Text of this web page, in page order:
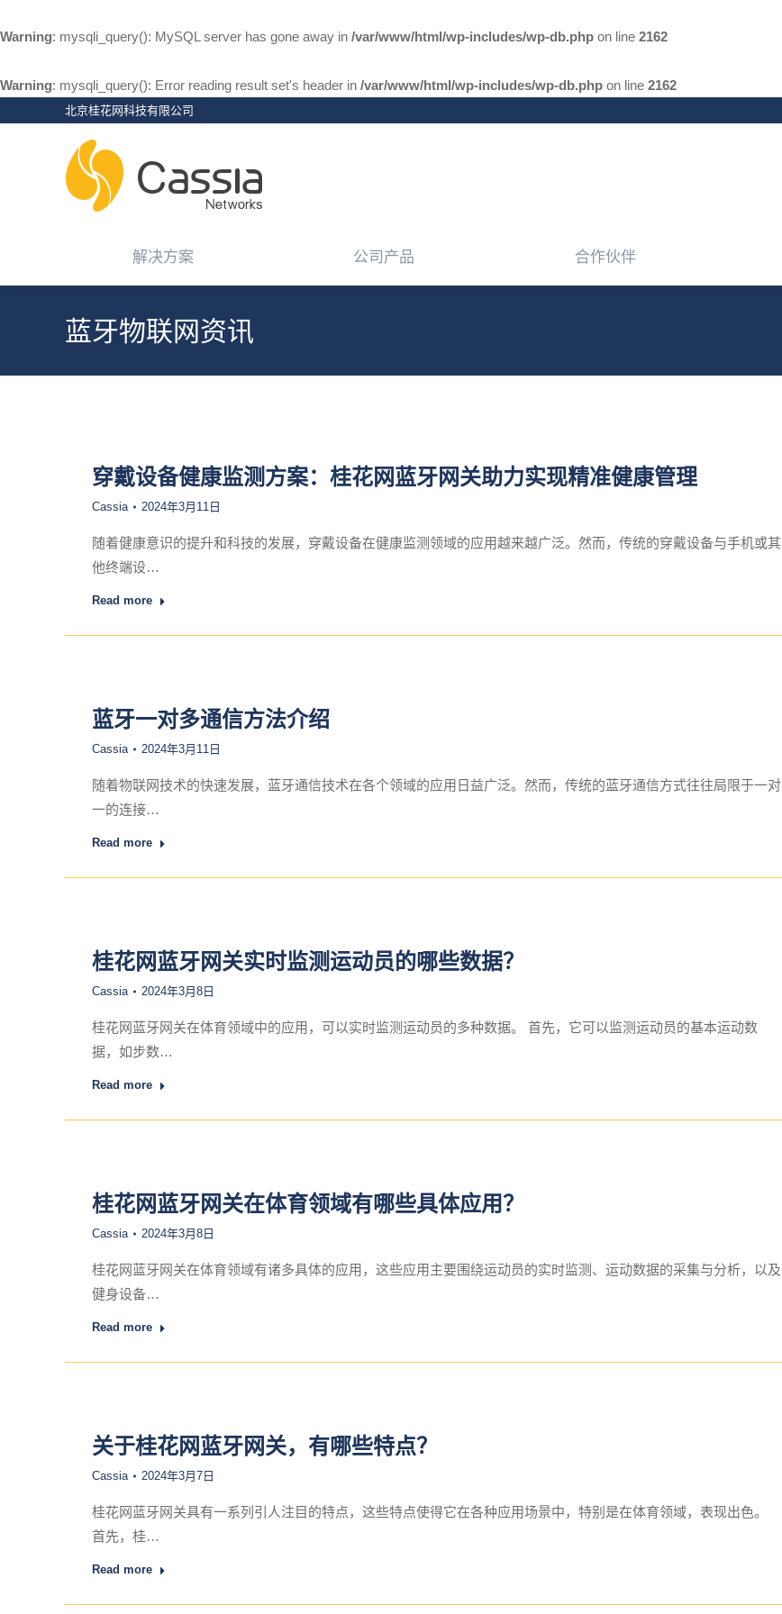
Warning: mysqli_query(): MySQL server has gone away in /var/www/html/wp-includes/wp-db.php on line 2162
Warning: mysqli_query(): Error reading result set's header in /var/www/html/wp-includes/wp-db.php on line 2162
北京桂花网科技有限公司
解决方案 公司产品 合作伙伴
蓝牙物联网资讯
您在这里：
穿戴设备健康监测方案：桂花网蓝牙网关助力实现精准健康管理
Cassia 2024年3月11日
随着健康意识的提升和科技的发展，穿戴设备在健康监测领域的应用越来越广泛。然而，传统的穿戴设备与手机或其
他终端设…
Read more
蓝牙一对多通信方法介绍
Cassia 2024年3月11日
随着物联网技术的快速发展，蓝牙通信技术在各个领域的应用日益广泛。然而，传统的蓝牙通信方式往往局限于一对
一的连接…
Read more
桂花网蓝牙网关实时监测运动员的哪些数据？
Cassia 2024年3月8日
桂花网蓝牙网关在体育领域中的应用，可以实时监测运动员的多种数据。 首先，它可以监测运动员的基本运动数
据，如步数…
Read more
桂花网蓝牙网关在体育领域有哪些具体应用？
Cassia 2024年3月8日
桂花网蓝牙网关在体育领域有诸多具体的应用，这些应用主要围绕运动员的实时监测、运动数据的采集与分析，以及
健身设备…
Read more
关于桂花网蓝牙网关，有哪些特点？
Cassia 2024年3月7日
桂花网蓝牙网关具有一系列引人注目的特点，这些特点使得它在各种应用场景中，特别是在体育领域，表现出色。
首先，桂…
Read more
解决方案 公司产品 合作伙伴